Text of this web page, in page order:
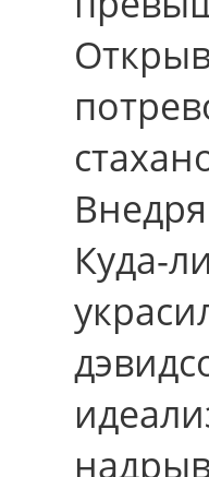
Куда-